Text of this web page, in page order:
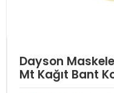
Dayson
Mt Kağıt Bant